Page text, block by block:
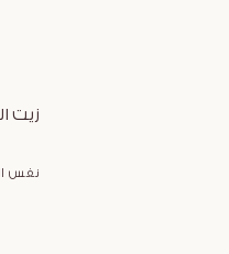
زيت
نفس